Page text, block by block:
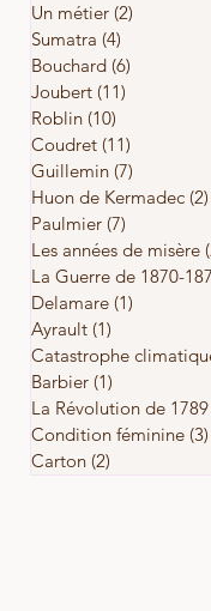
Un métier (2)
Sumatra (4)
Bouchard (6)
Joubert (11)
Roblin (10)
Coudret (11)
Guillemin (7)
Huon de Kermadec (2)
Paulmier (7)
Les années de misère
La Guerre de 1870-
Delamare (1)
Ayrault (1)
Catastrophe
Barbier (1)
La Révolution de 1789
Condition féminine (3)
Carton (2)